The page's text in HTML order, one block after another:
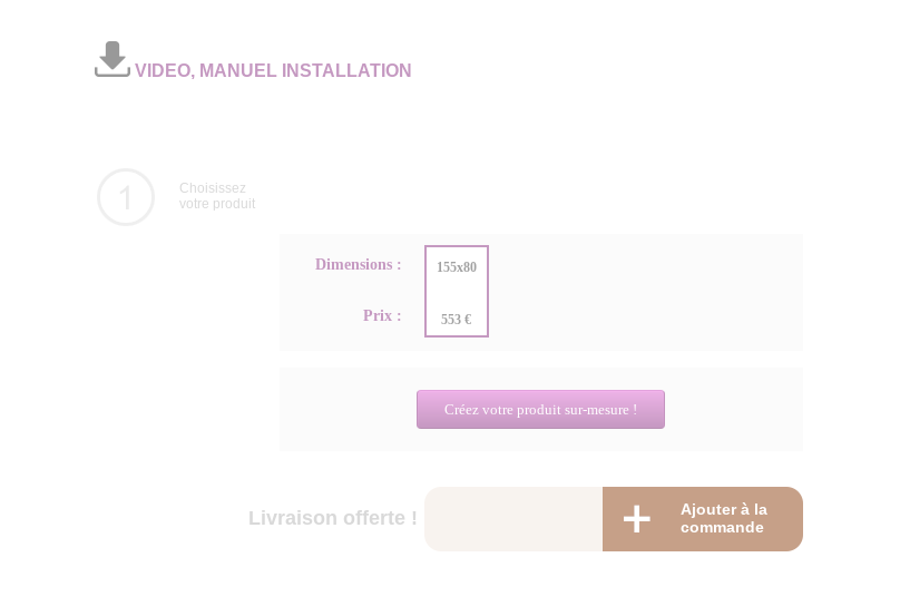
VIDEO, MANUEL INSTALLATION
Choisissez
votre produit
Dimensions :
Prix :
155x80
553 €
Créez votre produit sur-mesure !
Livraison offerte !
Ajouter à la
commande